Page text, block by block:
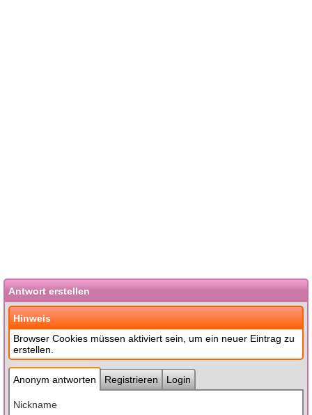
Antwort erstellen
Hinweis
Browser Cookies müssen aktiviert sein, um ein neuer Eintrag zu
erstellen.
Anonym antworten Registrieren Login
Nickname